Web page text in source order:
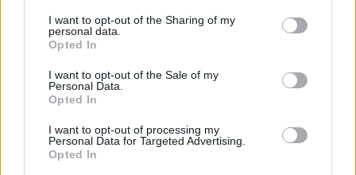
I want to opt-out of the Sharing of my
personal data.
Opted In
I want to opt-out of the Sale of my
Personal Data.
Opted In
I want to opt-out of processing my
Personal Data for Targeted Advertising.
Opted In